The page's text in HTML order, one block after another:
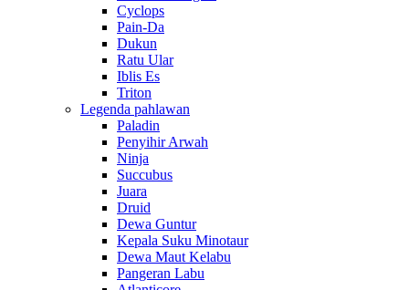
Cyclops
Pain-Da
Dukun
Ratu Ular
Iblis Es
Triton
Legenda pahlawan
Paladin
Penyihir Arwah
Ninja
Succubus
Juara
Druid
Dewa Guntur
Kepala Suku Minotaur
Dewa Maut Kelabu
Pangeran Labu